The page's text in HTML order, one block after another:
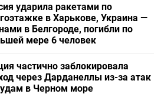
ударила ракетами по
в Харькове, Украина —
в Белгороде, погибли по
мере 6 человек
частично заблокировала
через Дарданеллы из-за атак
в Черном море